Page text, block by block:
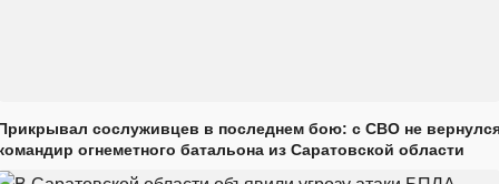
сослуживцев в последнем бою: с СВО не
огнеметного батальона из Саратовской области